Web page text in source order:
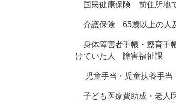
国民健康保険 前住所地
介護保険 65歳以上の人
身体障害者手帳・療育手
けていた人 障害福祉課
児童手当・児童扶養手当
子ども医療費助成・老人